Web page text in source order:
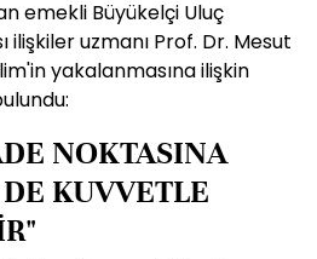
emekli Büyükelçi Uluç
ilişkiler uzmanı Prof. Dr. Mesut
yakalanmasına ilişkin
NOKTASINA
KUVVETLE